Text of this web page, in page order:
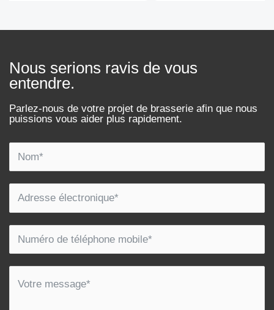
Nous serions ravis de vous
entendre.
Parlez-nous de votre projet de brasserie afin que nous
puissions vous aider plus rapidement.